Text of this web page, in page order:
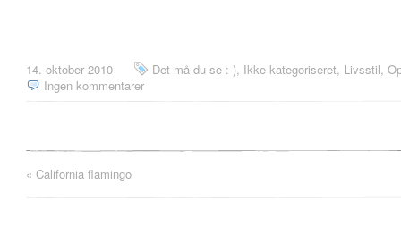
14. oktober 2010 Det må du se :-), Ikke kategoriseret, Livsstil,
Ingen kommentarer
« California flamingo